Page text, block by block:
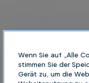
Wenn Sie auf „Alle
stimmen Sie der
Gerät zu, um die